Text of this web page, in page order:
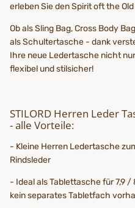
erleben Sie den Spirit oft the
Ob als Sling Bag, Cross Body
als Schultertasche - dank
Ihre neue Ledertasche nicht
flexibel und stilsicher!
STILORD Herren Leder
- alle Vorteile:
- Kleine Herren Ledertasche
Rindsleder
- Ideal als Tablettasche für 7,9 /
kein separates Tabletfach